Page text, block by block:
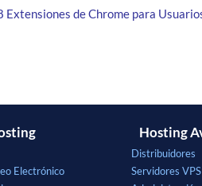
Extensiones de Chrome para
Electrónico
Hosting
Distribuidores
Servidores VPS